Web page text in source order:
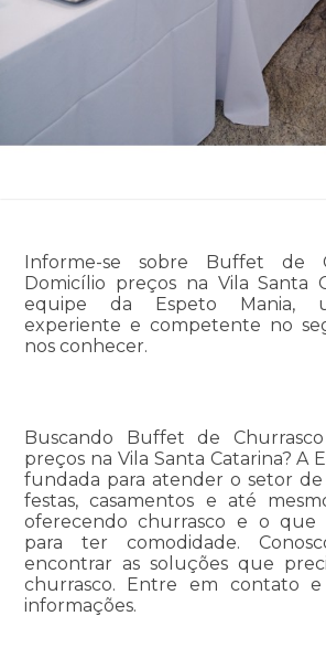
Informe-se sobre Buffet de
Domicílio preços na Vila Santa
equipe da Espeto Mania,
experiente e competente no
nos conhecer.
Buscando Buffet de
preços na Vila Santa Catarina? A
fundada para atender o setor de
festas, casamentos e até
oferecendo churrasco e o que
para ter comodidade.
encontrar as soluções que
churrasco. Entre em contato
informações.